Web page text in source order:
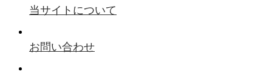
当サイトについて
お問い合わせ